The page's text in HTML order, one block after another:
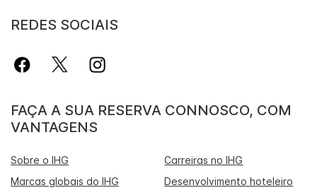
REDES SOCIAIS
FAÇA A SUA RESERVA CONNOSCO, COM
VANTAGENS
Sobre o IHG
Carreiras no IHG
Marcas globais do IHG
Desenvolvimento hoteleiro